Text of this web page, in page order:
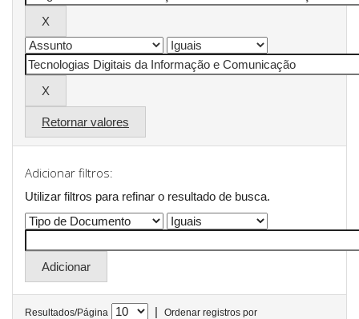
Retornar valores
Adicionar filtros:
Utilizar filtros para refinar o resultado de busca.
Resultados/Página |
Ordenar registros por